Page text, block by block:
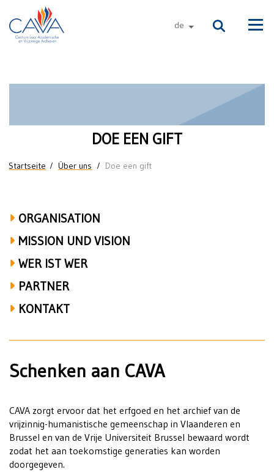
Direkt zum Inhalt
de andere sprachen
een
DOE EEN GIFT
Sie sind hier
Startseite Über uns Doe een gift
ORGANISATION
MISSION UND VISION
WER IST WER
PARTNER
KONTAKT
Schenken aan CAVA
CAVA zorgt ervoor dat het erfgoed en het archief van de
vrijzinnig-humanistische gemeenschap in Vlaanderen en
Brussel en van de Vrije Universiteit Brussel bewaard wordt
zodat het aan toekomstige generaties kan worden
doorgegeven.